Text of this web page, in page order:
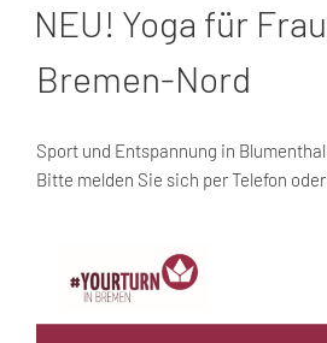
NEU! Yoga für
Bremen-Nord
Sport und Entspannung in
Bitte melden Sie sich per Telefon